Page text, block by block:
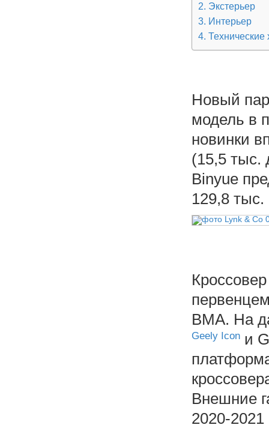
Экстерьер
Интерьер
Технические
Новый
модель в
новинки
(15,5 тыс.
Binyue
129,8
BMA. На
Geely Iconи
Внешние
2020-